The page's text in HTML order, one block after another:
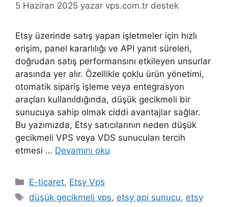
5 Haziran 2025 yazar vps.com.tr destek
Etsy üzerinde satış yapan işletmeler için hızlı
erişim, panel kararlılığı ve API yanıt süreleri,
doğrudan satış performansını etkileyen unsurlar
arasında yer alır. Özellikle çoklu ürün yönetimi,
otomatik sipariş işleme veya entegrasyon
araçları kullanıldığında, düşük gecikmeli bir
sunucuya sahip olmak ciddi avantajlar sağlar.
Bu yazımızda, Etsy satıcılarının neden düşük
gecikmeli VPS veya VDS sunucuları tercih
etmesi … Devamını oku
Kategoriler
E-ticaret, Etsy Vps
Etiketler
düşük gecikmeli vps, etsy api sunucu, etsy